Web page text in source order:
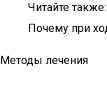
Читайте также:
Почему при
Методы лечения